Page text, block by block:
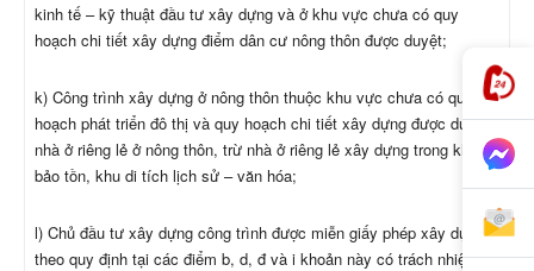
kinh tế – kỹ thuật đầu tư xây dựng và ở khu vực chưa có quy
hoạch chi tiết xây dựng điểm dân cư nông thôn được duyệt;
k) Công trình xây dựng ở nông thôn thuộc khu vực chưa có quy
hoạch phát triển đô thị và quy hoạch chi tiết xây dựng được duyệt;
nhà ở riêng lẻ ở nông thôn, trừ nhà ở riêng lẻ xây dựng trong khu
bảo tồn, khu di tích lịch sử – văn hóa;
l) Chủ đầu tư xây dựng công trình được miễn giấy phép xây dựng
theo quy định tại các điểm b, d, đ và i khoản này có trách nhiệm